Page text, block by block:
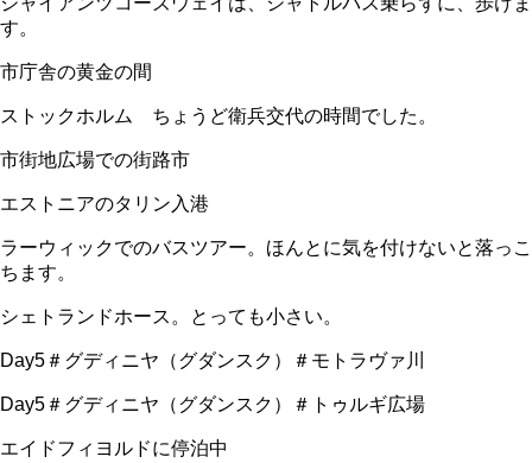
す。
市庁舎の黄金の間
ストックホルム ちょうど衛兵交代の時間でした。
市街地広場での街路市
エストニアのタリン入港
ラーウィックでのバスツアー。ほんとに気を付けないと落っこ
ちます。
シェトランドホース。とっても小さい。
Day5＃グディニヤ（グダンスク）＃モトラヴァ川
Day5＃グディニヤ（グダンスク）＃トゥルギ広場
エイドフィヨルドに停泊中